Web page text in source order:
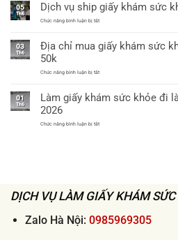
32
bệnh
viện
uy
tín
cần
làm
giấy
khỏe
theo
32
việc
05
Th6
Dịch vụ ship giấy khám sức
Chức năng bình luận bị tắtở
ship
giấy
khỏe
2026
03
Th6
Địa chỉ mua giấy khám sức
50k
Chức năng bình luận bị tắtở
mua
giấy
khỏe
01
Th6
Làm giấy khám sức khỏe đi
2026
Chức năng bình luận bị tắtở
lấy
ngay
tín
2026
DỊCH VỤ LÀM GIẤY KHÁM
Zalo Hà Nội: 0985969305